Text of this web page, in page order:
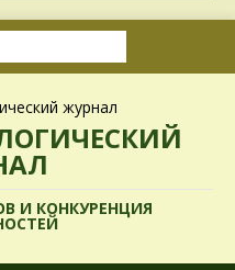
И КОНКУРЕНЦИЯ